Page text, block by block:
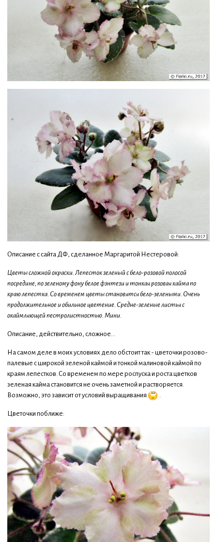
Описание с сайта ДФ, сделанное Маргаритой Нестеровой:
Цветы сложной окраски. Лепесток зеленый с бело-розовой полосой
посредине, по зеленому фону белое фэнтези и тонкая розовая кайма по
краю лепестка. Со временем цветы становятся бело-зелеными. Очень
продолжительное и обильное цветение. Средне-зеленые листья с
окаймляющей пестролистностью. Мини.
Описание, действительно, сложное...
На самом деле в моих условиях дело обстоит так - цветочки розово-
палевые с широкой зеленой каймой и тонкой малиновой каймой по
краям лепестков. Со временем по мере роспуска и роста цветков
зеленая кайма становится не очень заметной и растворяется.
Возможно, это зависит от условий выращивания
Цветочки поближе: